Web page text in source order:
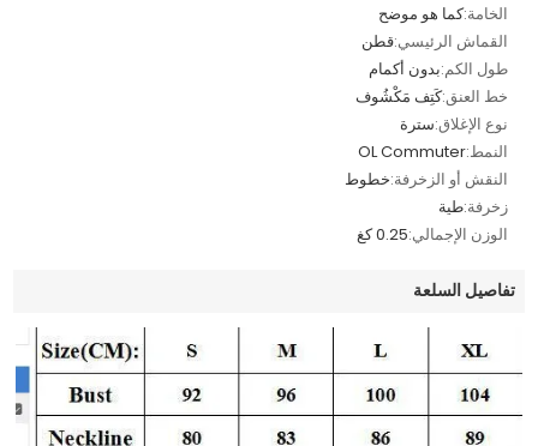
الخامة:كما هو موضح
القماش الرئيسي:قطن
طول الكم:بدون أكمام
خط العنق:كَتِف مَكْشُوف
نوع الإغلاق:سترة
النمط:OL Commuter
النقش أو الزخرفة:خطوط
زخرفة:طية
الوزن الإجمالي:0.25 كغ
تفاصيل السلعة